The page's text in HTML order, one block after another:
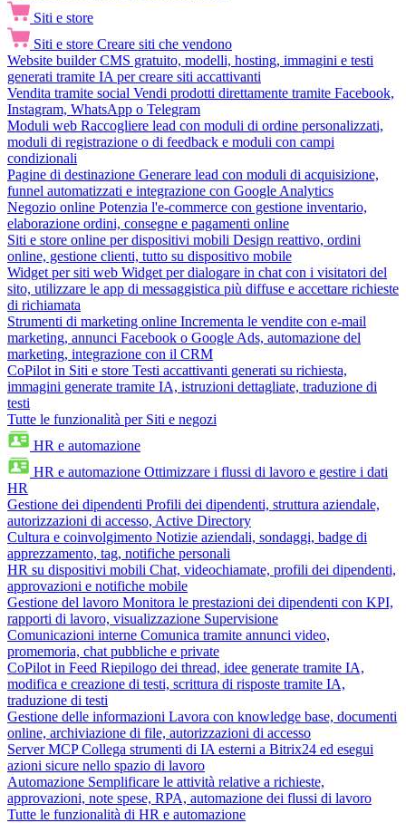
Siti e store
Siti e store Creare siti che vendono
Website builder CMS gratuito, modelli, hosting, immagini e testi
generati tramite IA per creare siti accattivanti
Vendita tramite social Vendi prodotti direttamente tramite Facebook,
Instagram, WhatsApp o Telegram
Moduli web Raccogliere lead con moduli di ordine personalizzati,
moduli di registrazione o di feedback e moduli con campi
condizionali
Pagine di destinazione Generare lead con moduli di acquisizione,
funnel automatizzati e integrazione con Google Analytics
Negozio online Potenzia l'e-commerce con gestione inventario,
elaborazione ordini, consegne e pagamenti online
Siti e store online per dispositivi mobili Design reattivo, ordini
online, gestione clienti, tutto su dispositivo mobile
Widget per siti web Widget per dialogare in chat con i visitatori del
sito, utilizzare le app di messaggistica più diffuse e accettare richieste
di richiamata
Strumenti di marketing online Incrementa le vendite con e-mail
marketing, annunci Facebook o Google Ads, automazione del
marketing, integrazione con il CRM
CoPilot in Siti e store Testi accattivanti generati su richiesta,
immagini generate tramite IA, istruzioni dettagliate, traduzione di
testi
Tutte le funzionalità per Siti e negozi
HR e automazione
HR e automazione Ottimizzare i flussi di lavoro e gestire i dati
HR
Gestione dei dipendenti Profili dei dipendenti, struttura aziendale,
autorizzazioni di accesso, Active Directory
Cultura e coinvolgimento Notizie aziendali, sondaggi, badge di
apprezzamento, tag, notifiche personali
HR su dispositivi mobili Chat, videochiamate, profili dei dipendenti,
approvazioni e notifiche mobile
Gestione del lavoro Monitora le prestazioni dei dipendenti con KPI,
rapporti di lavoro, visualizzazione Supervisione
Comunicazioni interne Comunica tramite annunci video,
promemoria, chat pubbliche e private
CoPilot in Feed Riepilogo dei thread, idee generate tramite IA,
modifica e creazione di testi, scrittura di risposte tramite IA,
traduzione di testi
Gestione delle informazioni Lavora con knowledge base, documenti
online, archiviazione di file, autorizzazioni di accesso
Server MCP Collega strumenti di IA esterni a Bitrix24 ed esegui
azioni sicure nello spazio di lavoro
Automazione Semplificare le attività relative a richieste,
approvazioni, note spese, RPA, automazione dei flussi di lavoro
Tutte le funzionalità di HR e automazione